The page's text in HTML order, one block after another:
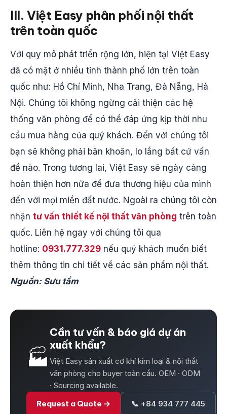
III. Việt Easy phân phối nội thất
trên toàn quốc
Với quy mô phát triển rộng lớn, hiện tại Việt Easy
đã có mặt ở nhiều tỉnh thành phố lớn trên toàn
quốc như: Hồ Chí Minh, Nha Trang, Đà Nẵng, Hà
Nội. Chúng tôi không ngừng cải thiện các hệ
thống văn phòng để có thể đáp ứng kịp thời nhu
cầu mua hàng của quý khách. Đến với chúng tôi
bạn sẽ không phải băn khoăn, lo lắng bất cứ vấn
đề nào. Trong tương lai, Việt Easy sẽ ngày càng
hoàn thiện hơn nữa để đưa thương hiệu của mình
đến với mọi miền đất nước. Ngoài ra chúng tôi còn
nhận tư vấn thiết kế nội thất văn phòng trên toàn
quốc. Liên hệ ngay với chúng tôi qua
hotline: 0931.777.329 nếu quý khách muốn biết
thêm thông tin chi tiết về các sản phẩm nội thất.
Nguồn: Sưu tầm
🏭
Cần tư vấn & báo giá dự án
xuất khẩu?
Việt Easy sản xuất cơ khí kim loại & nội thất
văn phòng cho buyer toàn cầu. OEM · ODM
· Sourcing available.
Request a Quote →
📞 +84 934 777 445